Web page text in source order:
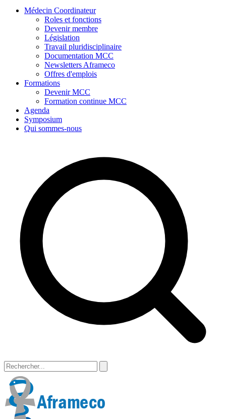
Médecin Coordinateur
Roles et fonctions
Devenir membre
Législation
Travail pluridisciplinaire
Documentation MCC
Newsletters Aframeco
Offres d'emplois
Formations
Devenir MCC
Formation continue MCC
Agenda
Symposium
Qui sommes-nous